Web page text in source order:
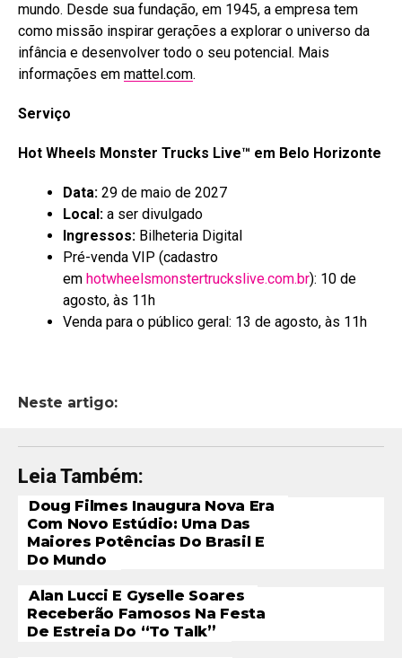
mundo. Desde sua fundação, em 1945, a empresa tem
como missão inspirar gerações a explorar o universo da
infância e desenvolver todo o seu potencial. Mais
informações em mattel.com.
Serviço
Hot Wheels Monster Trucks Live™ em Belo Horizonte
Data: 29 de maio de 2027
Local: a ser divulgado
Ingressos: Bilheteria Digital
Pré-venda VIP (cadastro
em hotwheelsmonstertruckslive.com.br): 10 de
agosto, às 11h
Venda para o público geral: 13 de agosto, às 11h
Neste artigo:
Leia Também:
Doug Filmes Inaugura Nova Era
Com Novo Estúdio: Uma Das
Maiores Potências Do Brasil E
Do Mundo
Alan Lucci E Gyselle Soares
Receberão Famosos Na Festa
De Estreia Do “To Talk”